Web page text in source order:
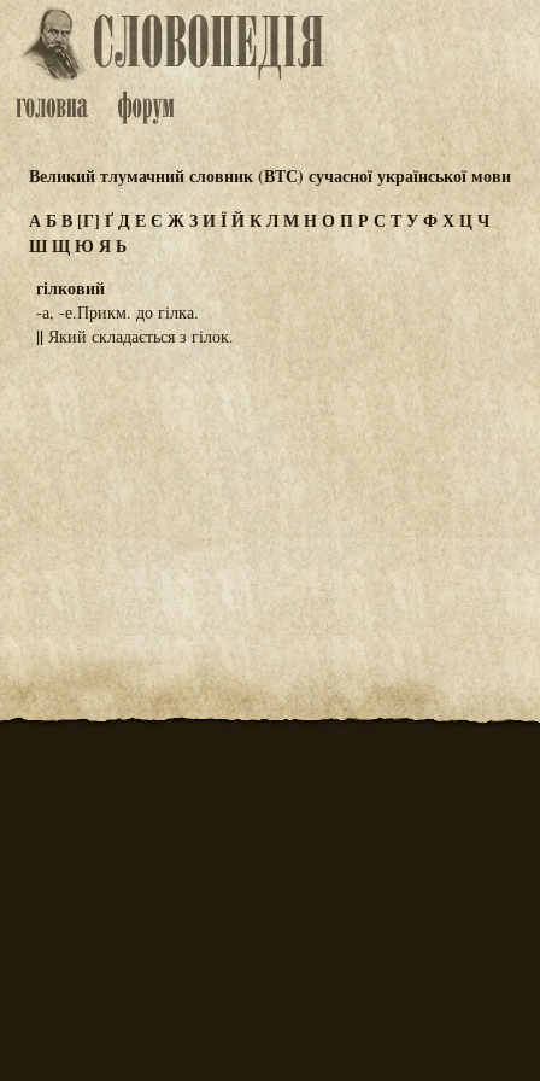
Великий тлумачний словник (ВТС) сучасної української мови
АБВ[Г] ҐДЕЄ ЖЗИЇЙКЛМНОПР СТУФХЦЧ
ШЩЮЯЬ
гілковий
-а, -е.Прикм. до гілка.
|| Який складається з гілок.